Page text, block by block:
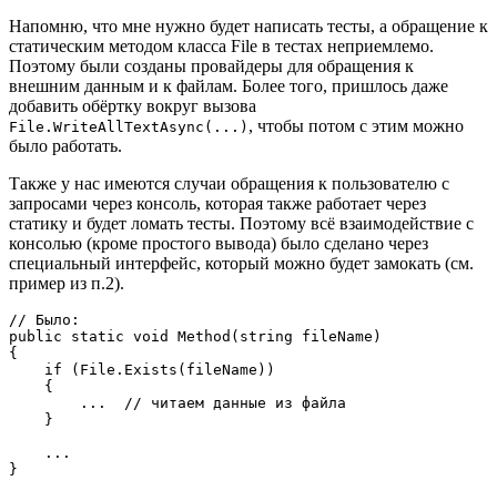
Напомню, что мне нужно будет написать тесты, а обращение к
статическим методом класса File в тестах неприемлемо.
Поэтому были созданы провайдеры для обращения к
внешним данным и к файлам. Более того, пришлось даже
добавить обёртку вокруг вызова
File.WriteAllTextAsync(...) , чтобы потом с этим можно
было работать.
Также у нас имеются случаи обращения к пользователю с
запросами через консоль, которая также работает через
статику и будет ломать тесты. Поэтому всё взаимодействие с
консолью (кроме простого вывода) было сделано через
специальный интерфейс, который можно будет замокать (см.
пример из п.2).
// Было:
public static void Method(string fileName)
{
    if (File.Exists(fileName))
    {
        ...  // читаем данные из файла
    }
    ...
}